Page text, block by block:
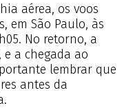
aérea, os voos
em São Paulo, às
No retorno, a
e a chegada ao
lembrar que
antes da